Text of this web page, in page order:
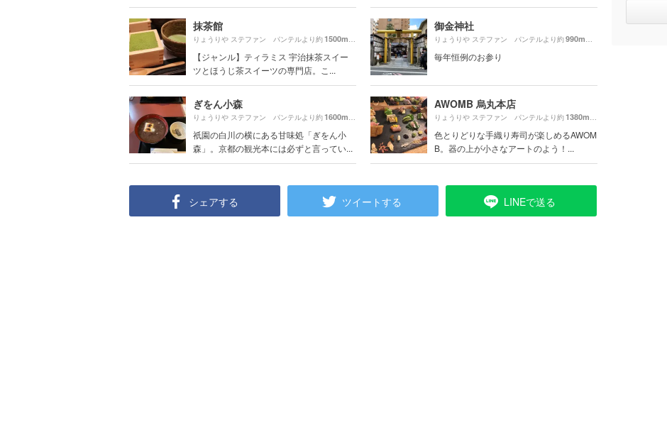
抹茶館
りょうりや ステファン パンテルより約1500m （徒歩26分）
【ジャンル】ティラミス 宇治抹茶スイー
ツとほうじ茶スイーツの専門店。こ...
御金神社
りょうりや ステファン パンテルより約990m （徒歩17分）
毎年恒例のお参り
ぎをん小森
りょうりや ステファン パンテルより約1600m （徒歩27分）
祇園の白川の横にある甘味処「ぎをん小
森」。京都の観光本には必ずと言ってい...
AWOMB 烏丸本店
りょうりや ステファン パンテルより約1380m （徒歩23分）
色とりどりな手織り寿司が楽しめるAWOM
B。器の上が小さなアートのよう！...
シェアする ツイートする LINEで送る